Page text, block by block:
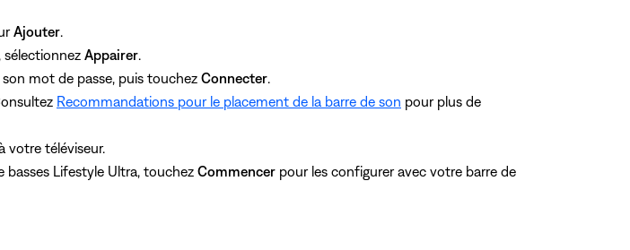
Ajouter
Appairer
mot de passe, puis touchez Connecter
Recommandations pour le placement de la barre de son pour plus de
votre téléviseur.
basses Lifestyle Ultra, touchez Commencer pour les configurer avec votre barre de